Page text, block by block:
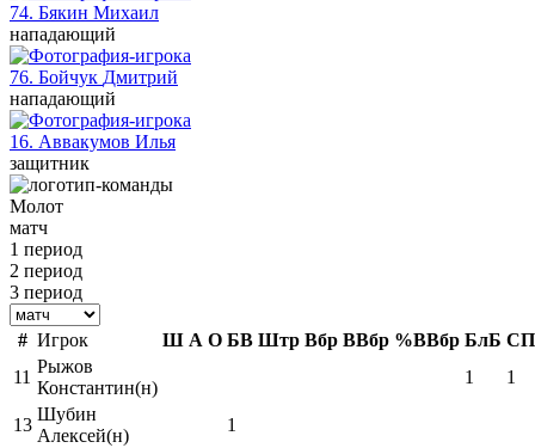
74. Бякин Михаил
нападающий
76. Бойчук Дмитрий
нападающий
16. Аввакумов Илья
защитник
Молот
матч
1 период
2 период
3 период
# Игрок Ш А О БВ Штр Вбр ВВбр %ВВбр БлБ
11
Рыжов
Константин(н)
1 1
13
Шубин
Алексей(н)
1